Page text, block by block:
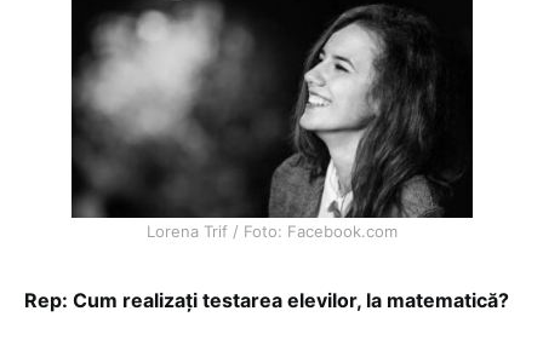
Lorena Trif / Foto: Facebook.com
Rep: Cum realizați testarea elevilor, la matematică?